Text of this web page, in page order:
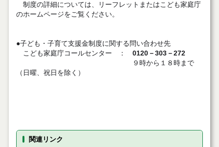
制度の詳細については、リーフレットまたはこども家庭庁
のホームページをご覧ください。
●子ども・子育て支援金制度に関する問い合わせ先
こども家庭庁コールセンター ： 0120－303－272
９時から１８時まで
（日曜、祝日を除く）
関連リンク